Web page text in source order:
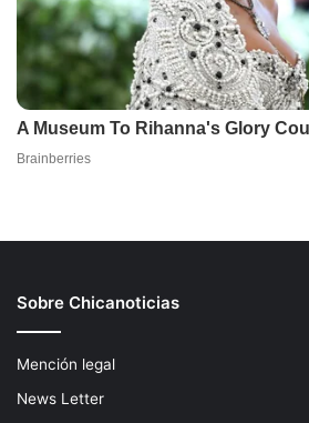
Sobre Chicanoticias
Mención legal
News Letter